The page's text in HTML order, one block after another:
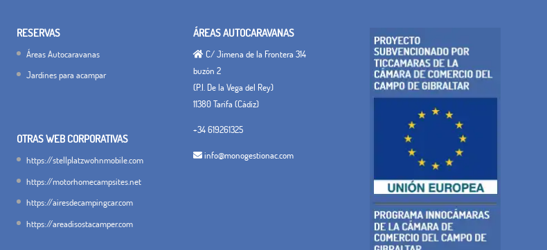
RESERVAS
Áreas Autocaravanas
Jardines para acampar
OTRAS WEB CORPORATIVAS
https://stellplatzwohnmobile.com
https://motorhomecampsites.net
https://airesdecampingcar.com
https://areadisostacamper.com
ÁREAS AUTOCARAVANAS
C/ Jimena de la Frontera 314
buzón 2
(P.I. De la Vega del Rey)
11380 Tarifa (Cádiz)
+34 619261325
info@monogestionac.com